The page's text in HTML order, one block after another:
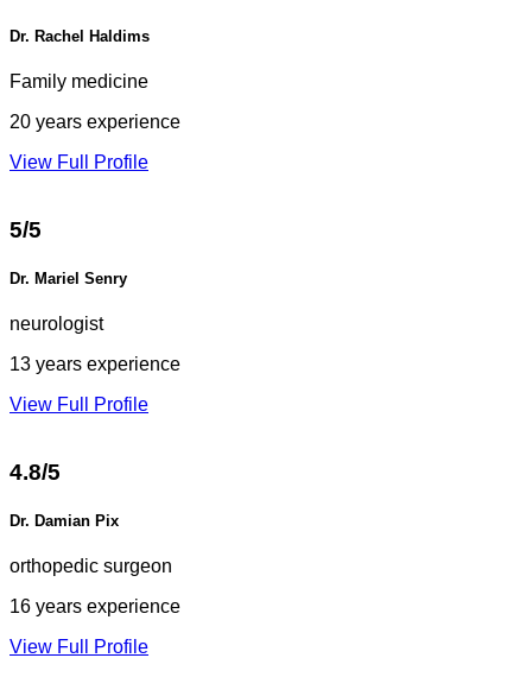
Dr. Rachel Haldims
Family medicine
20 years experience
View Full Profile
5/5
Dr. Mariel Senry
neurologist
13 years experience
View Full Profile
4.8/5
Dr. Damian Pix
orthopedic surgeon
16 years experience
View Full Profile